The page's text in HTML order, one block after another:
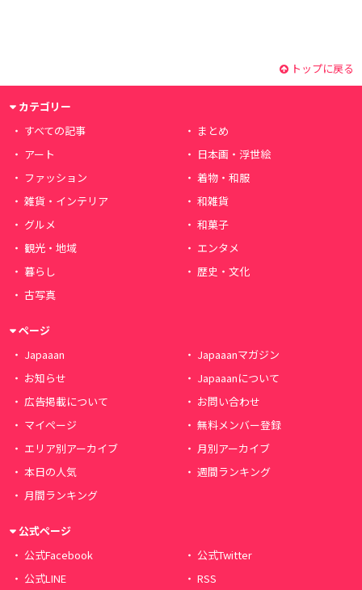
トップに戻る
カテゴリー
すべての記事
まとめ
アート
日本画・浮世絵
ファッション
着物・和服
雑貨・インテリア
和雑貨
グルメ
和菓子
観光・地域
エンタメ
暮らし
歴史・文化
古写真
ページ
Japaaan
Japaaanマガジン
お知らせ
Japaaanについて
広告掲載について
お問い合わせ
マイページ
無料メンバー登録
エリア別アーカイブ
月別アーカイブ
本日の人気
週間ランキング
月間ランキング
公式ページ
公式Facebook
公式Twitter
公式LINE
RSS